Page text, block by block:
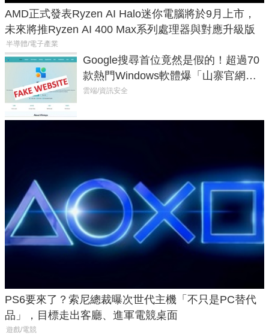
AMD正式發表Ryzen AI Halo迷你電腦將於9月上市，
未來將推Ryzen AI 400 Max系列處理器與對應升級版
半導體/電子產業
Google搜尋首位竟然是假的！超過70
款熱門Windows軟體爆「山寨官網」
危機
雲端/資訊安全
PS6要來了？索尼總裁曝次世代主機「不只是PC替代
品」，目標走出客廳、進軍電競桌面
遊戲/電競